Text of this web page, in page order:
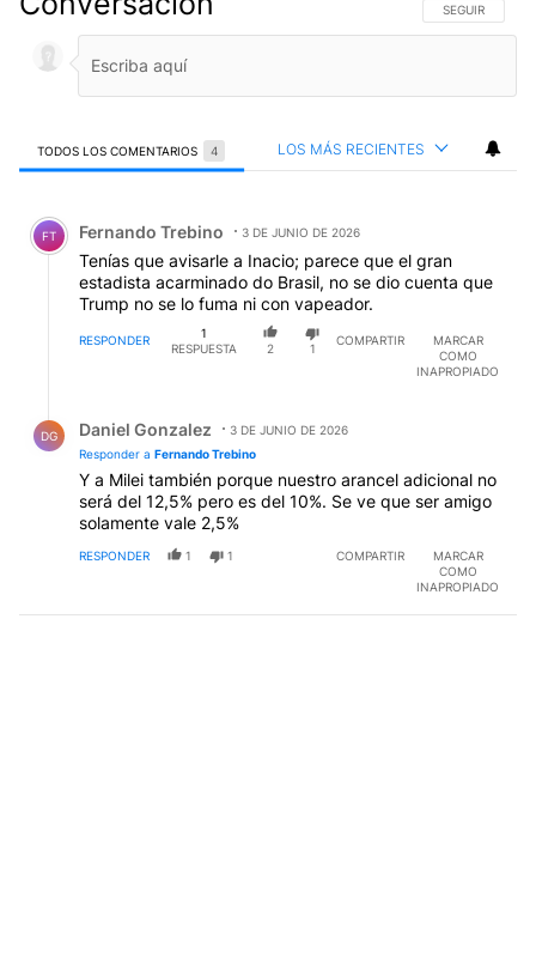
SIGA ESTA
SEGUIR
TODOS LOS COMENTARIOS 4 LOS MÁS RECIENTES
Comentario de Fernando Trebino.
FT Fernando Trebino 3 DE JUNIO DE 2026
Tenías que avisarle a Inacio; parece que el gran
estadista acarminado do Brasil, no se dio cuenta que
Trump no se lo fuma ni con vapeador.
RESPONDER
1
RESPUESTA
2 1
COMPARTIR
MARCAR
COMO
INAPROPIADO
DG Daniel Gonzalez
3 DE JUNIO DE 2026
Responder a Fernando Trebino
Y a Milei también porque nuestro arancel adicional no
será del 12,5% pero es del 10%. Se ve que ser amigo
solamente vale 2,5%
RESPONDER 1 1 COMPARTIR
MARCAR
COMO
INAPROPIADO